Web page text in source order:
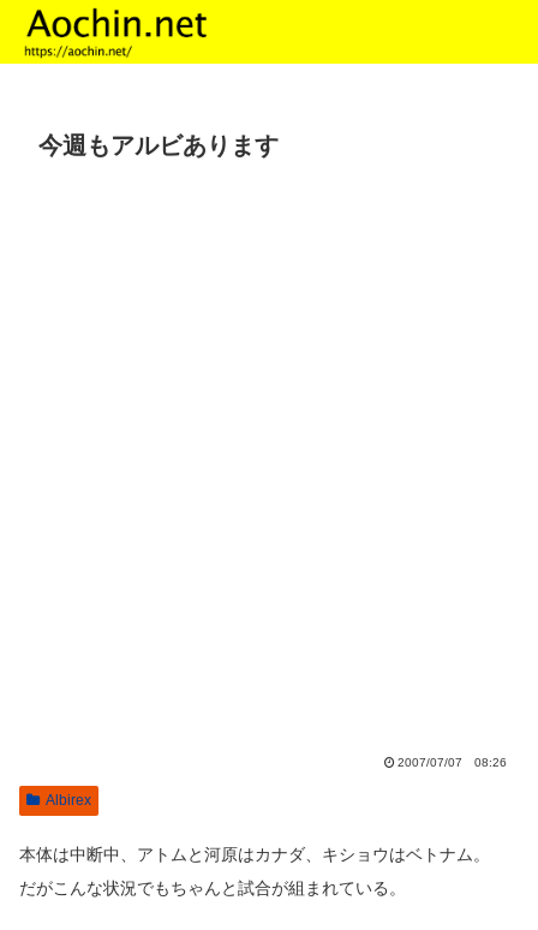
今週もアルビあります
2007/07/07 08:26
Albirex
本体は中断中、アトムと河原はカナダ、キショウはベトナム。
だがこんな状況でもちゃんと試合が組まれている。